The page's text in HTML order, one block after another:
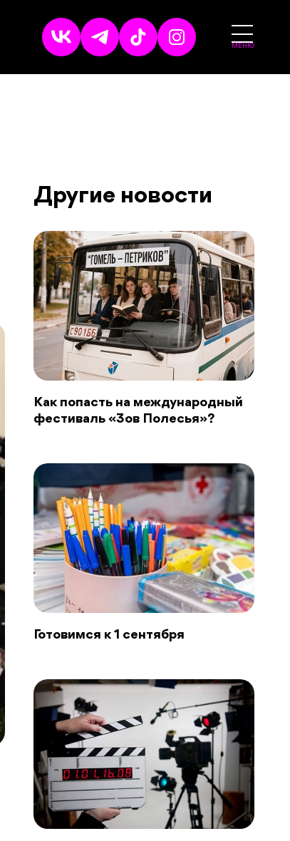
МЕНЮ
Другие новости
Как попасть на международный
фестиваль «Зов Полесья»?
Готовимся к 1 сентября